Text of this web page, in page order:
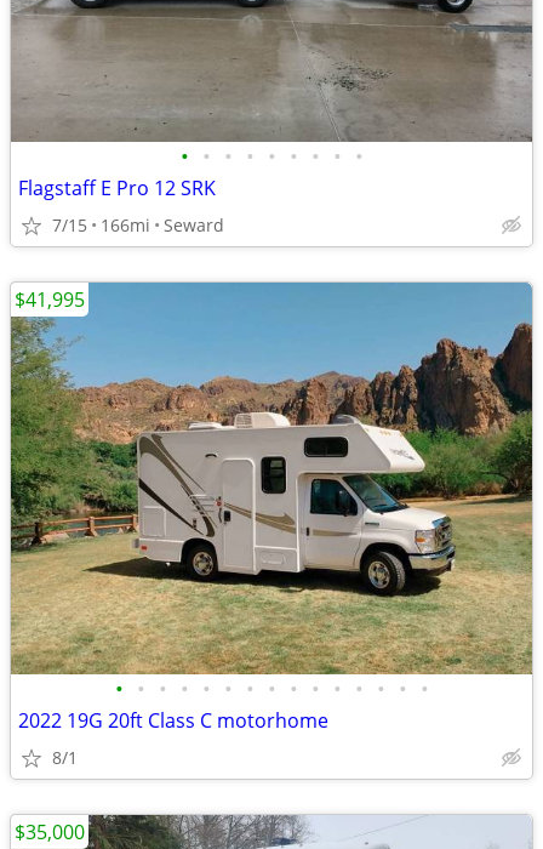
• • • • • • • • •
Flagstaff E Pro 12 SRK
7/15 166mi Seward
• • • • • • • • • • • • • • •
2022 19G 20ft Class C motorhome
8/1
$41,995
$35,000